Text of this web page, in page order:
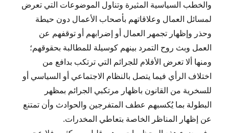
والخطب السياسية المثيرة وتناول الموضوعات التي تعرض
لمسائل العمال وعلاقاتهم بأصحاب الأعمال دون حيطة
وحذر وإظهار تجمهر العمال أو إضرابهم أو توقفهم عن
العمل وبث روح التمرد بينهم كوسيلة للمطالبة بحقوقهم؛
ومنها ألا تعرض الأفلام للجرائم التي ترتكب بدافع من
اختلاف الرأي فيما يتصل بالنظام الاجتماعي أو السياسي أو
للسخرية من القانون باظهار مرتكبي الجرائم بمظهر
البطولة بما يُكسبهم عطف المتفرجين والحوادث وأن تمتنع
عن إظهار المناظر الخاصة بتعاطي المخدرات.